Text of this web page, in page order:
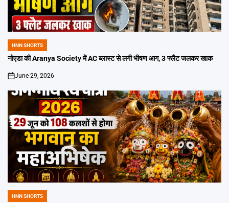
POSTED
IN
HNN SHORTS
नोएडा की Aranya Society में AC ब्लास्ट से लगी भीषण आग, 3 फ्लैट जलकर खाक
on
June 29, 2026
POSTED
HNN SHORTS